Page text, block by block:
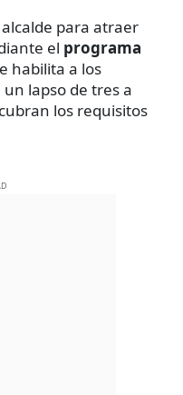
para atraer
el programa
habilita a los
un lapso de tres a
los requisitos